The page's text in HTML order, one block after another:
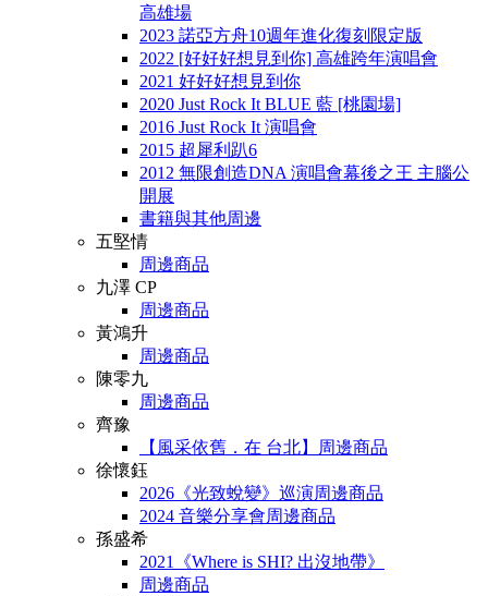
高雄場
2023 諾亞方舟10週年進化復刻限定版
2022 [好好好想見到你] 高雄跨年演唱會
2021 好好好想見到你
2020 Just Rock It BLUE 藍 [桃園場]
2016 Just Rock It 演唱會
2015 超犀利趴6
2012 無限創造DNA 演唱會幕後之王 主腦公
開展
書籍與其他周邊
五堅情
周邊商品
九澤 CP
周邊商品
黃鴻升
周邊商品
陳零九
周邊商品
齊豫
【風采依舊．在 台北】周邊商品
徐懷鈺
2026《光致蛻變》巡演周邊商品
2024 音樂分享會周邊商品
孫盛希
2021《Where is SHI? 出沒地帶》
周邊商品